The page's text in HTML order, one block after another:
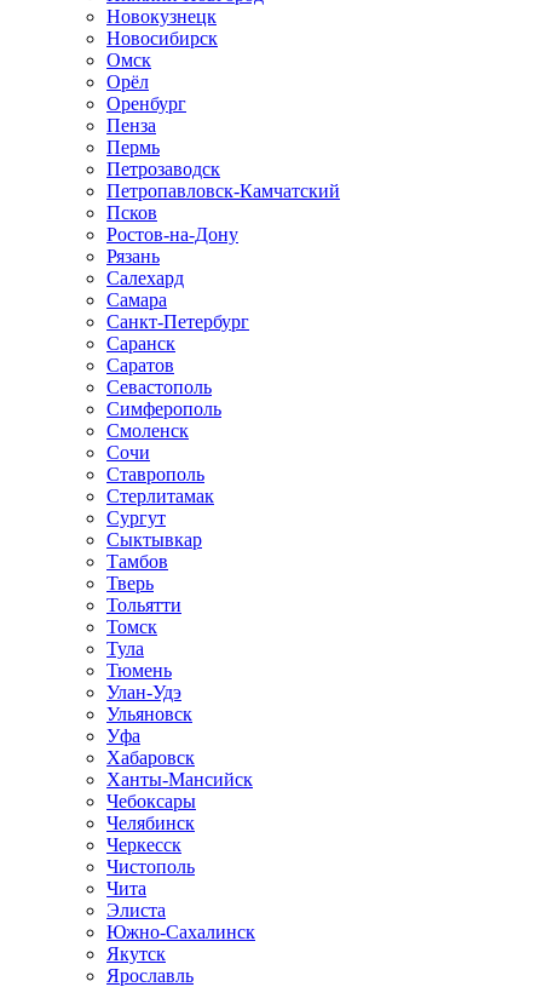
Новокузнецк
Новосибирск
Омск
Орёл
Оренбург
Пенза
Пермь
Петрозаводск
Петропавловск-Камчатский
Псков
Ростов-на-Дону
Рязань
Салехард
Самара
Санкт-Петербург
Саранск
Саратов
Севастополь
Симферополь
Смоленск
Сочи
Ставрополь
Стерлитамак
Сургут
Сыктывкар
Тамбов
Тверь
Тольятти
Томск
Тула
Тюмень
Улан-Удэ
Ульяновск
Уфа
Хабаровск
Ханты-Мансийск
Чебоксары
Челябинск
Черкесск
Чистополь
Чита
Элиста
Южно-Сахалинск
Якутск
Ярославль